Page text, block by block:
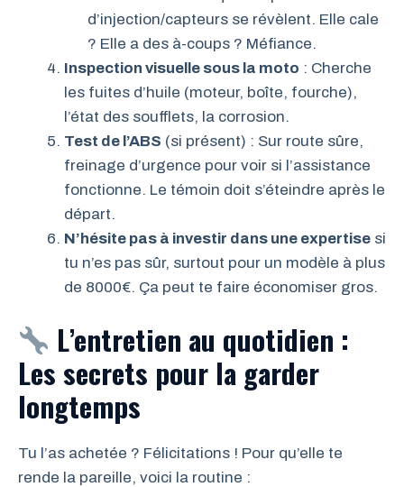
d’injection/capteurs se révèlent. Elle cale
? Elle a des à-coups ? Méfiance.
Inspection visuelle sous la moto : Cherche
les fuites d’huile (moteur, boîte, fourche),
l’état des soufflets, la corrosion.
Test de l’ABS (si présent) : Sur route sûre,
freinage d’urgence pour voir si l’assistance
fonctionne. Le témoin doit s’éteindre après le
départ.
N’hésite pas à investir dans une expertise si
tu n’es pas sûr, surtout pour un modèle à plus
de 8000€. Ça peut te faire économiser gros.
L’entretien au quotidien :
Les secrets pour la garder
longtemps
Tu l’as achetée ? Félicitations ! Pour qu’elle te
rende la pareille, voici la routine :